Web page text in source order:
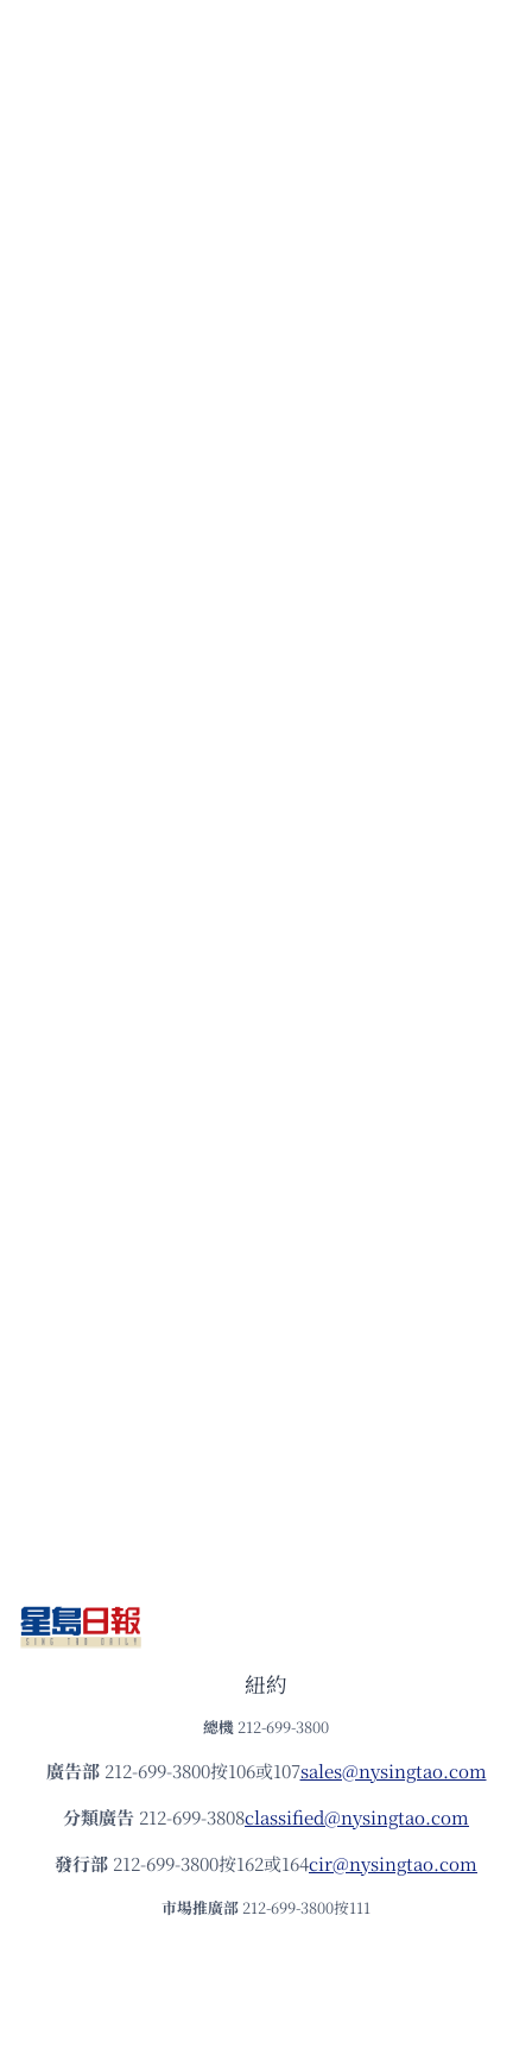
紐約
總機 212-699-3800
廣告部212-699-3800按106或107sales@nysingtao.com
分類廣告 212-699-3808classified@nysingtao.com
發⾏部 212-699-3800按162或164cir@nysingtao.com
市場推廣部 212-699-3800按111